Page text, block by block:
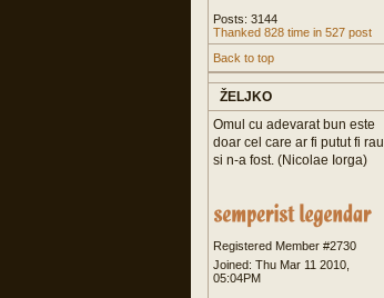
Posts: 3144
Thanked 828 time in 527 post
Back to top
ŽELJKO
Omul cu adevarat bun este
doar cel care ar fi putut fi rau
si n-a fost. (Nicolae Iorga)
Registered Member #2730
Joined: Thu Mar 11 2010,
05:04PM